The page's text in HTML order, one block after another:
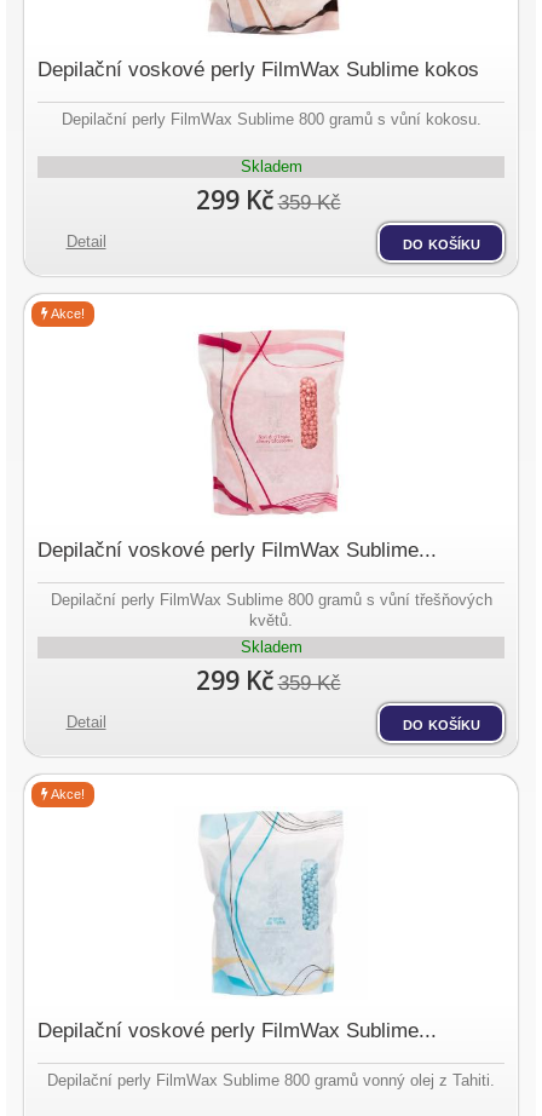
Depilační voskové perly FilmWax Sublime kokos
Depilační perly FilmWax Sublime 800 gramů s vůní kokosu.
Skladem
299 Kč 359 Kč
Detail do košíku
Depilační voskové perly FilmWax Sublime...
Depilační perly FilmWax Sublime 800 gramů s vůní třešňových
květů.
Skladem
299 Kč 359 Kč
Akce!
Detail do košíku
Depilační voskové perly FilmWax Sublime...
Depilační perly FilmWax Sublime 800 gramů vonný olej z Tahiti.
Akce!